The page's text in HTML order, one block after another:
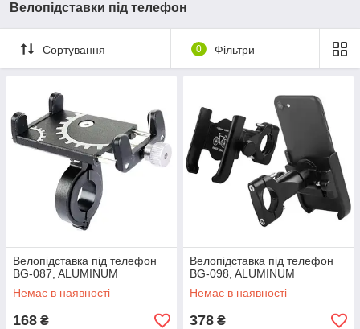
Велопідставки під телефон
Сортування 0 Фільтри
Велопідставка під телефон
BG-087, ALUMINUM
Немає в наявності
168 ₴
Велопідставка під телефон
BG-098, ALUMINUM
Немає в наявності
378 ₴